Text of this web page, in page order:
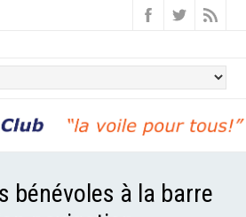
bénévoles à la barre